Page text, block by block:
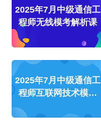
2025年7月中级通信工
程师无线模考解析课
2025年7月中级通信工
程师互联网技术模考